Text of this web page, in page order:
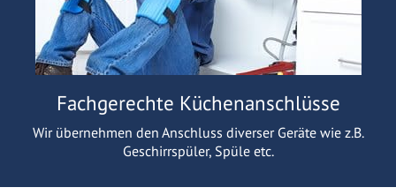
Fachgerechte Küchenanschlüsse
Wir übernehmen den Anschluss diverser Geräte wie z.B.
Geschirrspüler, Spüle etc.